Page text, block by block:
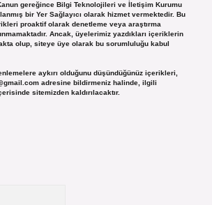
gereğince Bilgi Teknolojileri ve İletişim Kurumu
bir Yer Sağlayıcı olarak hizmet vermektedir. Bu
proaktif olarak denetleme veya araştırma
Ancak, üyelerimiz yazdıkları içeriklerin
olup, siteye üye olarak bu sorumluluğu kabul
aykırı olduğunu düşündüğünüz içerikleri,
adresine bildirmeniz halinde, ilgili
sitemizden kaldırılacaktır.